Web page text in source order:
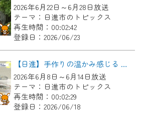
2026年6月22日～6月28日放送
テーマ：日進市のトピックス
再生時間：00:02:42
登録日：2026/06/23
【日進】手作りの温かみ感じる 第４３回日進市手工芸連盟展
2026年6月8日～6月14日放送
テーマ：日進市のトピックス
再生時間：00:02:29
登録日：2026/06/18
からはご加入者様へのサー
、
TV』を利用いただくには、
を除き、
への加入と『CCNetマイ
ログインが必要となりま